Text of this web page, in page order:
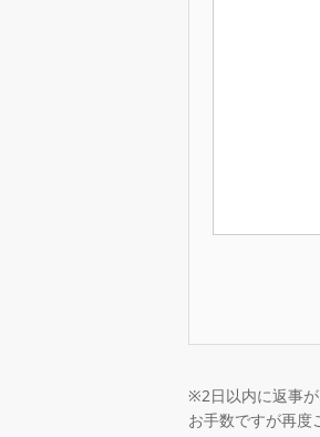
※2日以内に返事
お手数ですが再度